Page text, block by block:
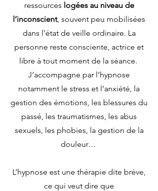
ressources logées au niveau de
l’inconscient, souvent peu mobilisées
dans l’état de veille ordinaire. La
personne reste consciente, actrice et
libre à tout moment de la séance.
J’accompagne par l’hypnose
notamment le stress et l’anxiété, la
gestion des émotions, les blessures du
passé, les traumatismes, les abus
sexuels, les phobies, la gestion de la
douleur…
L’hypnose est une thérapie dite brève,
ce qui veut dire que